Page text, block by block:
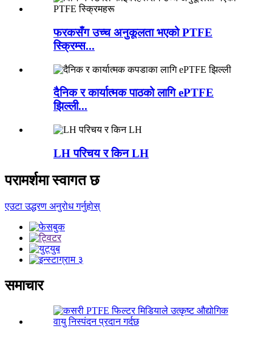
फरकसँग उच्च अनुकूलता भएको PTFE
स्क्रिम्स...
दैनिक र कार्यात्मक पाठको लागि ePTFE
झिल्ली...
LH परिचय र किन LH
परामर्शमा स्वागत छ
एउटा उद्धरण अनुरोध गर्नुहोस्
समाचार